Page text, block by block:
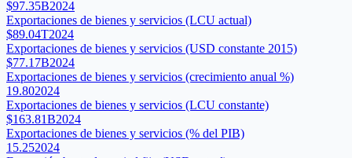
$97.35B2024
Exportaciones de bienes y servicios (LCU actual)
$89.04T2024
Exportaciones de bienes y servicios (USD constante 2015)
$77.17B2024
Exportaciones de bienes y servicios (crecimiento anual %)
19.802024
Exportaciones de bienes y servicios (LCU constante)
$163.81B2024
Exportaciones de bienes y servicios (% del PIB)
15.252024